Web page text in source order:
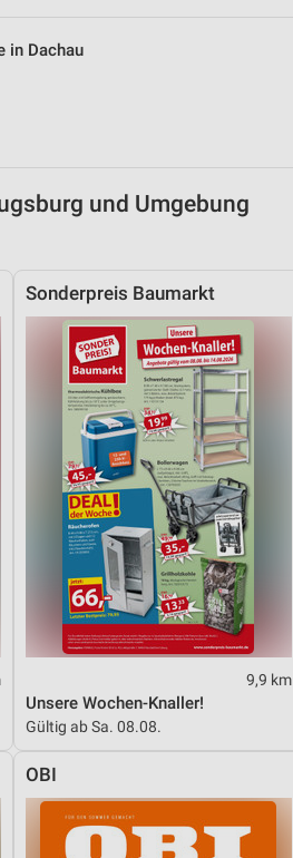
in Dachau
und Umgebung
Sonderpreis Baumarkt
9,9 km
Unsere Wochen-Knaller!
Gültig ab Sa. 08.08.
OBI
identifizieren